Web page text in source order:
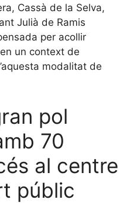
Cassà de la Selva,
Julià de Ramis
per acollir
un context de
modalitat de
pol
70
al centre
públic